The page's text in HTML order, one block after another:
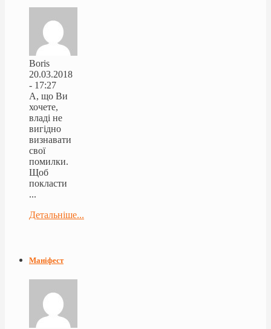
Boris
20.03.2018
- 17:27
А, що Ви
хочете,
владі не
вигідно
визнавати
свої
помилки.
Щоб
покласти
...
Детальніше...
Маніфест